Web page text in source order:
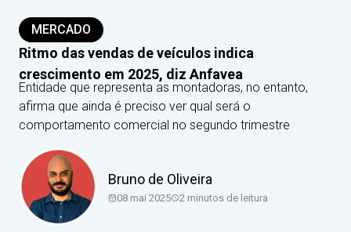
MERCADO
Ritmo das vendas de veículos indica
crescimento em 2025, diz Anfavea
Entidade que representa as montadoras, no entanto,
afirma que ainda é preciso ver qual será o
comportamento comercial no segundo trimestre
Bruno de Oliveira
08 mai 2025 2 minutos de leitura